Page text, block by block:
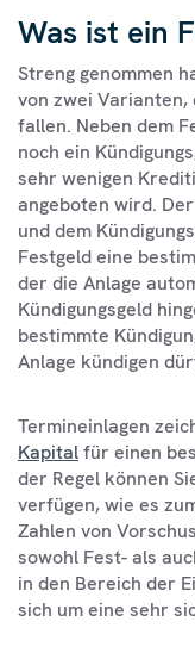
Was ist ein
Streng genommen
von zwei Varianten,
fallen. Neben dem
noch ein
sehr wenigen
angeboten wird.
und dem
Festgeld eine
der die Anlage
Kündigungsgeld
bestimmte
Anlage kündigen
Termineinlagen
Kapitalfür einen
der Regel können
verfügen, wie es
Zahlen von
sowohl Fest- als
in den Bereich der
sich um eine sehr